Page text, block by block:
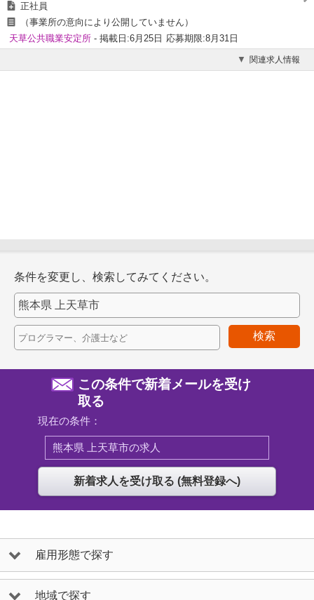
正社員
（事業所の意向により公開していません）
天草公共職業安定所 - 掲載日:6月25日 応募期限:8月31日
関連求人情報
条件を変更し、検索してみてください。
検索
この条件で新着メールを受け
取る
現在の条件：
熊本県 上天草市の求人
雇用形態で探す
地域で探す